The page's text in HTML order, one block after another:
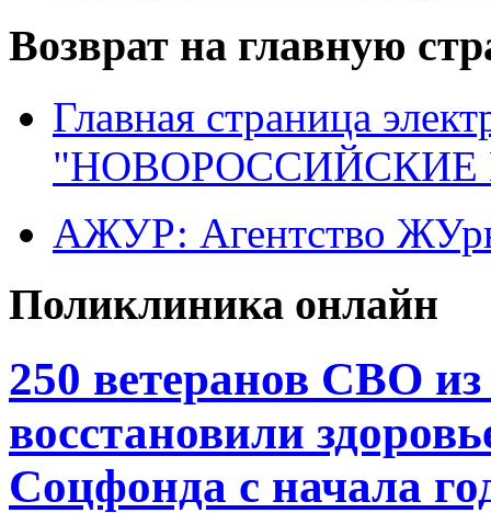
Возврат на главную
Главная страница
"НОВОРОССИЙСКИЕ
АЖУР: Агентство
Поликлиника онлайн
250 ветеранов СВО
восстановили
Соцфонда с начала